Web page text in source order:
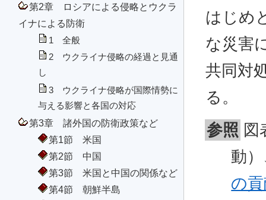
第2章 ロシアによる侵略とウクラ
イナによる防衛
1 全般
2 ウクライナ侵略の経過と見通
し
3 ウクライナ侵略が国際情勢に
与える影響と各国の対応
第3章 諸外国の防衛政策など
第1節 米国
第2節 中国
第3節 米国と中国の関係など
第4節 朝鮮半島
はじめ
な災害
共同対
る。
参照 図
動
の